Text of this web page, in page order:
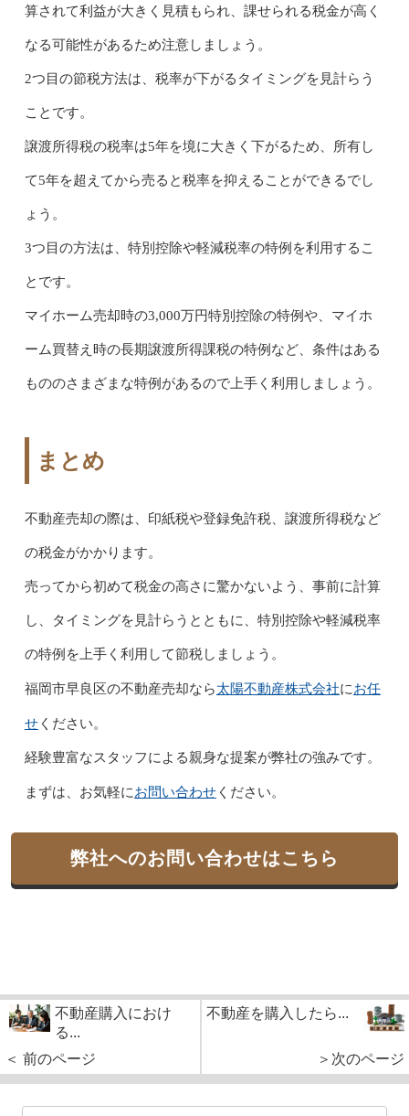
算されて利益が大きく見積もられ、課せられる税金が高く
なる可能性があるため注意しましょう。
2つ目の節税方法は、税率が下がるタイミングを見計らう
ことです。
譲渡所得税の税率は5年を境に大きく下がるため、所有し
て5年を超えてから売ると税率を抑えることができるでし
ょう。
3つ目の方法は、特別控除や軽減税率の特例を利用するこ
とです。
マイホーム売却時の3,000万円特別控除の特例や、マイホ
ーム買替え時の長期譲渡所得課税の特例など、条件はある
もののさまざまな特例があるので上手く利用しましょう。
まとめ
不動産売却の際は、印紙税や登録免許税、譲渡所得税など
の税金がかかります。
売ってから初めて税金の高さに驚かないよう、事前に計算
し、タイミングを見計らうとともに、特別控除や軽減税率
の特例を上手く利用して節税しましょう。
福岡市早良区の不動産売却なら太陽不動産株式会社にお任
せください。
経験豊富なスタッフによる親身な提案が弊社の強みです。
まずは、お気軽にお問い合わせください。
弊社へのお問い合わせはこちら
不動産購入におけ
る...
＜ 前のページ
不動産を購入したら...
＞次のページ